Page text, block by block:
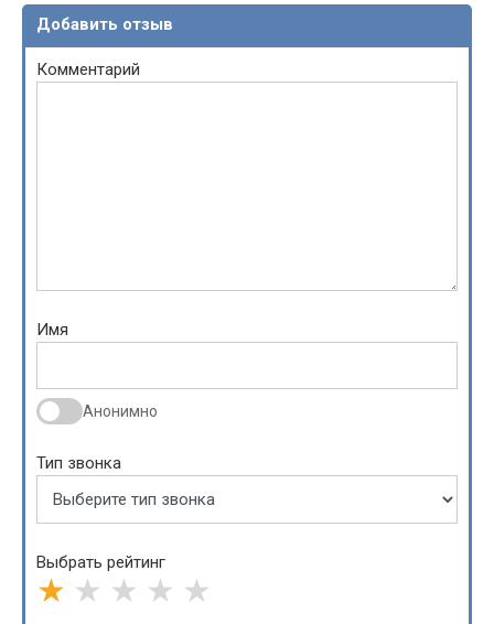
Добавить отзыв
Комментарий
Имя
Анонимно
Тип звонка
Выбрать рейтинг
★ ★ ★ ★ ★